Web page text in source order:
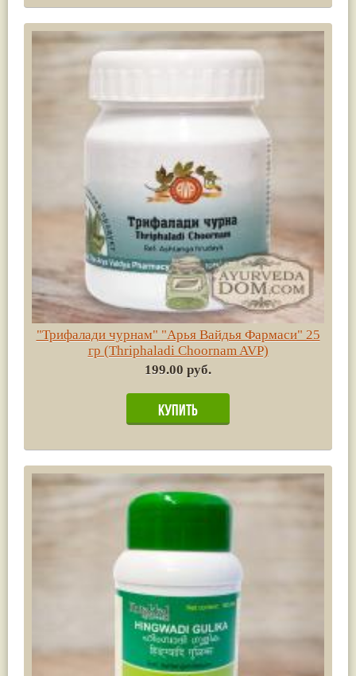
"Трифалади чурнам" "Арья Вайдья Фармаси" 25
гр (Thriphaladi Choornam AVP)
199.00 руб.